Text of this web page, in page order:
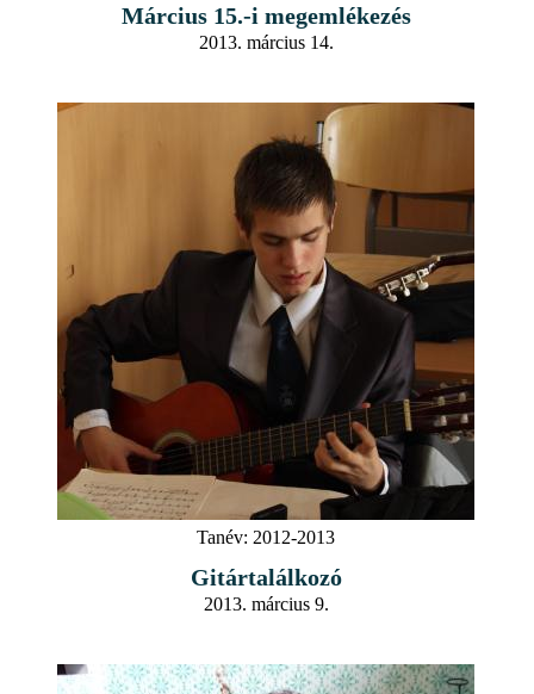
Március 15.-i megemlékezés
2013. március 14.
Tanév: 2012-2013
Gitártalálkozó
2013. március 9.